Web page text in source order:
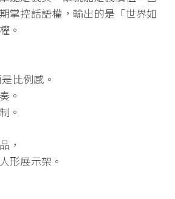
掌控話語權，輸出的是「世界如
。
比例感。
。
。
，
形展示架。